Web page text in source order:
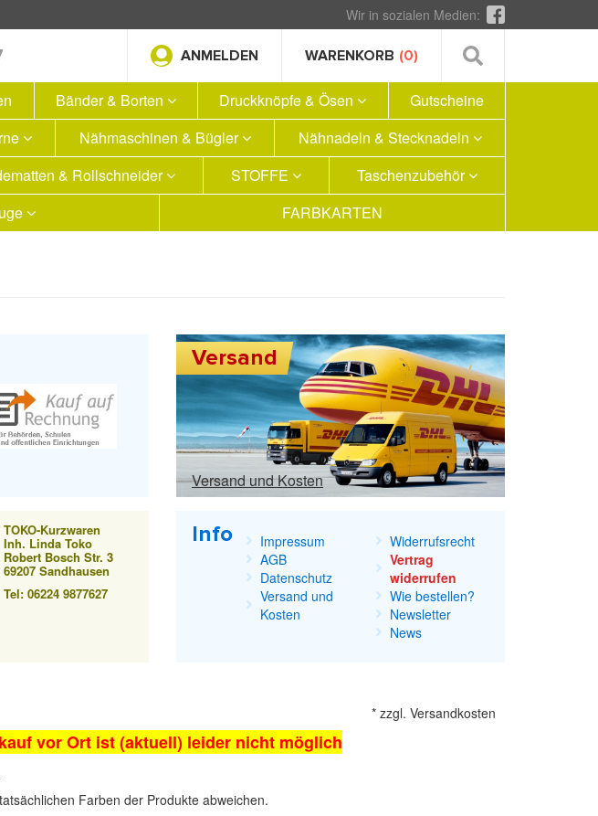
Wir in sozialen Medien:
ANMELDEN WARENKORB (0)
Bänder & Borten Druckknöpfe & Ösen
Gutscheine
Nähmaschinen & Bügler
Nähnadeln & Stecknadeln
& Rollschneider STOFFE
Taschenzubehör
FARBKARTEN
Versand
Versand und Kosten
TOKO-Kurzwaren
Inh. Linda Toko
Robert Bosch Str. 3
69207 Sandhausen
Tel: 06224 9877627
Info
Impressum
AGB
Datenschutz
Versand und
Kosten
Widerrufsrecht
Vertrag
widerrufen
Wie bestellen?
Newsletter
News
* zzgl. Versandkosten
vor Ort ist (aktuell) leider nicht möglich
Farben der Produkte abweichen.